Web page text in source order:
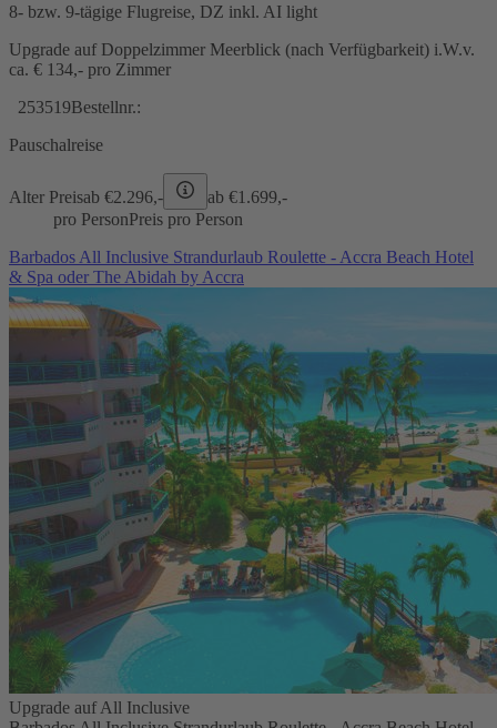
8- bzw. 9-tägige Flugreise, DZ inkl. AI light
Upgrade auf Doppelzimmer Meerblick (nach Verfügbarkeit) i.W.v.
ca. € 134,- pro Zimmer
253519Bestellnr.:
Pauschalreise
Alter Preisab €2.296,- ab €1.699,-
pro PersonPreis pro Person
Barbados All Inclusive Strandurlaub Roulette - Accra Beach Hotel
& Spa oder The Abidah by Accra
Upgrade auf All Inclusive